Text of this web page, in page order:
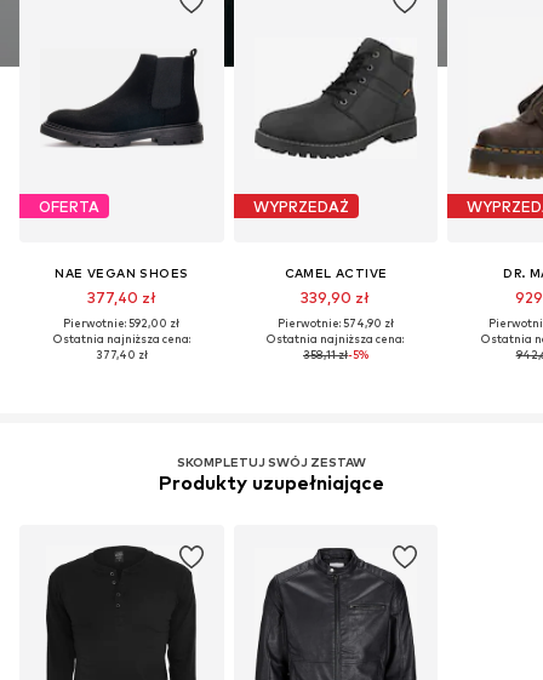
OFERTA
NAE VEGAN SHOES
377,40 zł
Pierwotnie: 592,00 zł
Ostatnia najniższa cena:
377,40 zł
WYPRZEDAŻ
CAMEL ACTIVE
339,90 zł
Pierwotnie: 574,90 zł
Ostatnia najniższa cena:
358,11 zł-5%
DR.
Ostatnia
SKOMPLETUJ SWÓJ ZESTAW
Produkty uzupełniające